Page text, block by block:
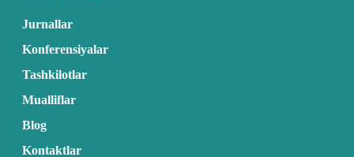
Jurnallar
Konferensiyalar
Tashkilotlar
Mualliflar
Blog
Kontaktlar